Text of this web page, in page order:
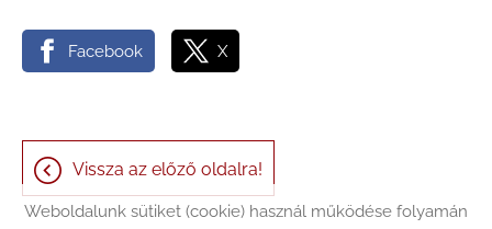
Facebook X
Vissza az előző oldalra!
Weboldalunk sütiket (cookie) használ működése folyamán